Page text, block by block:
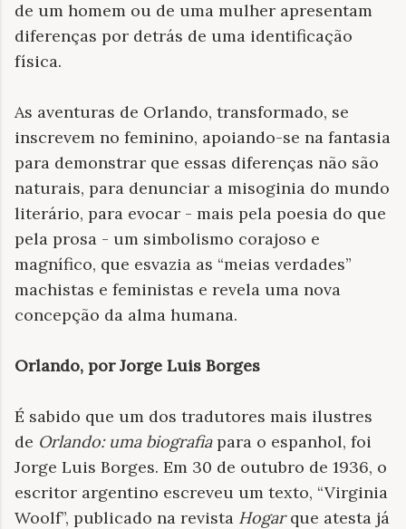
de um homem ou de uma mulher apresentam
diferenças por detrás de uma identificação
física.
As aventuras de Orlando, transformado, se
inscrevem no feminino, apoiando-se na fantasia
para demonstrar que essas diferenças não são
naturais, para denunciar a misoginia do mundo
literário, para evocar - mais pela poesia do que
pela prosa - um simbolismo corajoso e
magnífico, que esvazia as “meias verdades”
machistas e feministas e revela uma nova
concepção da alma humana.
Orlando, por Jorge Luis Borges
É sabido que um dos tradutores mais ilustres
de Orlando: uma biografiapara o espanhol, foi
Jorge Luis Borges. Em 30 de outubro de 1936, o
escritor argentino escreveu um texto, “Virginia
Woolf”, publicado na revista Hogarque atesta já